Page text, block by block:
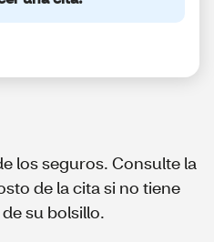
los seguros. Consulte la
de la cita si no tiene
su bolsillo.